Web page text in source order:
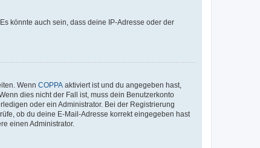
könnte auch sein, dass deine IP-Adresse oder der
Wenn COPPA aktiviert ist und du angegeben hast,
dies nicht der Fall ist, muss dein Benutzerkonto
oder ein Administrator. Bei der Registrierung
ob du deine E-Mail-Adresse korrekt eingegeben hast
einen Administrator.